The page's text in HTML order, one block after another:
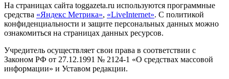
На страницах сайта toggazeta.ru используются программные
средства «Яндекс Метрика», «LiveInternet». С политикой
конфиденциальности и защите персональных данных можно
ознакомиться на страницах данных ресурсов.
Учредитель осуществляет свои права в соответствии с
Законом РФ от 27.12.1991 № 2124-1 «О средствах массовой
информации» и Уставом редакции.